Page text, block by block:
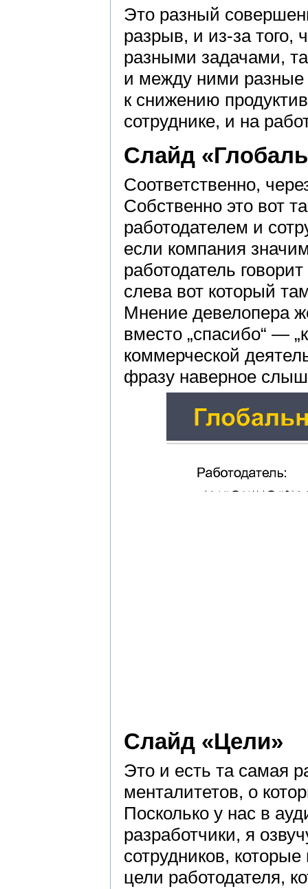
Это разный
разрыв, и из-за того,
разными задачами,
и между ними разные
к снижению
сотруднике, и на
Слайд
Соответственно,
Собственно это вот
работодателем и
если компания
работодатель
слева вот который
Мнение девелопера
вместо „спасибо“ —
коммерческой
фразу наверное
Слайд «Цели»
Это и есть та самая
менталитетов, о
Посколько у нас в
разработчики, я
сотрудников,
цели работодателя,